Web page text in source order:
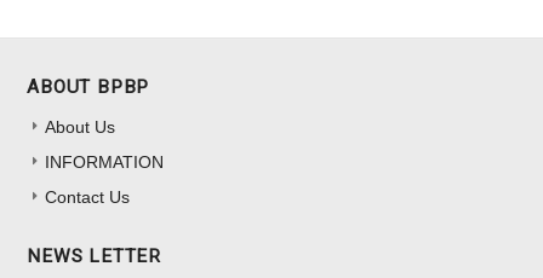
ABOUT BPBP
About Us
INFORMATION
Contact Us
NEWS LETTER